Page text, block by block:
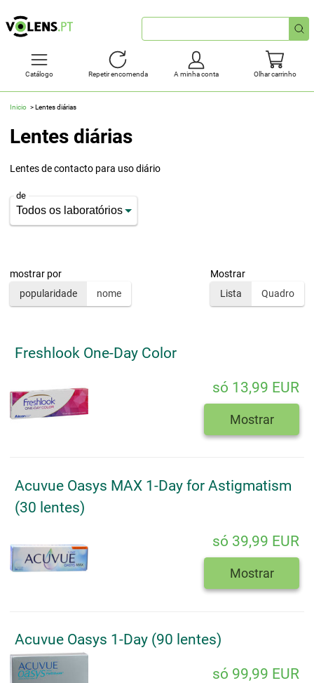
Pesquisa
rápida
Catálogo Repetir encomenda A minha conta Olhar carrinho
Inicio Lentes diárias
Lentes diárias
Lentes de contacto para uso diário
de
mostrar por
popularidade
nome
Mostrar
Lista
Quadro
Freshlook One-Day Color
só 13,99 EUR
Mostrar
Acuvue Oasys MAX 1-Day for Astigmatism
(30 lentes)
só 39,99 EUR
Mostrar
Acuvue Oasys 1-Day (90 lentes)
só 99,99 EUR